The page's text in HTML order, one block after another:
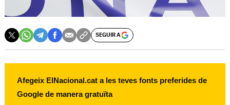
SEGUIR A
Afegeix ElNacional.cat a les teves fonts preferides de
Google de manera gratuïta